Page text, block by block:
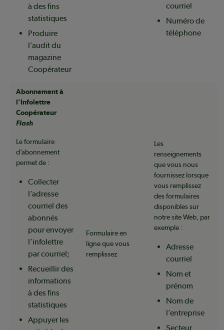
à des fins
statistiques
Produire
l’audit du
magazine
Coopérateur
courriel
Numéro de
téléphone
Abonnement à
l’Infolettre
Coopérateur
Flash
Le formulaire
d’abonnement
permet de :
Collecter
l’adresse
courriel des
abonnés
pour envoyer
l’infolettre
par courriel;
Recueillir des
informations
à des fins
statistiques
Appuyer les
Formulaire en
ligne que vous
remplissez
Les
renseignements
que vous nous
fournissez lorsque
vous remplissez
des formulaires
disponibles sur
notre site Web, par
exemple :
Adresse
courriel
Nom et
prénom
Nom de
l’entreprise
Secteur